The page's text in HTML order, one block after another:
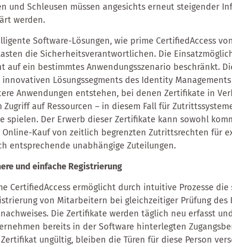
und Schleusen müssen angesichts erneut steigender
werden.
Software-Lösungen, wie prime CertifiedAccess
die Sicherheitsverantwortlichen. Die
auf ein bestimmtes Anwendungsszenario beschränkt.
innovativen Lösungssegments des Identity
Anwendungen entstehen, bei denen Zertifikate in
Zugriff auf Ressourcen – in diesem Fall für
spielen. Der Erwerb dieser Zertifikate kann sowohl
Online-Kauf von zeitlich begrenzten Zutrittsrechten für
entsprechende unabhängige Zuteilungen.
und einfache Registrierung
CertifiedAccess ermöglicht durch intuitive Prozesse
von Mitarbeitern bei gleichzeitiger Prüfung des
Die Zertifikate werden täglich neu erfasst
bereits in der Software hinterlegten
ungültig, bleiben die Türen für diese Person